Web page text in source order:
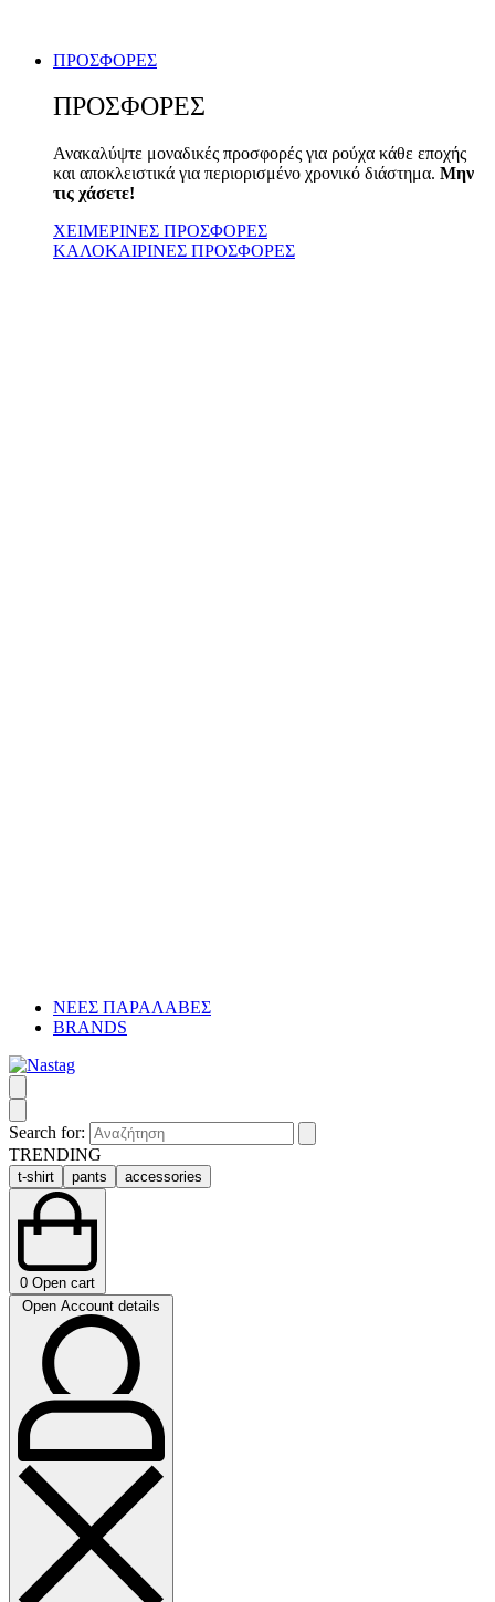
ΠΡΟΣΦΟΡΕΣ
ΠΡΟΣΦΟΡΕΣ
Ανακαλύψτε μοναδικές προσφορές για ρούχα κάθε εποχής
και αποκλειστικά για περιορισμένο χρονικό διάστημα. Μην
τις χάσετε!
ΧΕΙΜΕΡΙΝΕΣ ΠΡΟΣΦΟΡΕΣ
ΚΑΛΟΚΑΙΡΙΝΕΣ ΠΡΟΣΦΟΡΕΣ
ΝΕΕΣ ΠΑΡΑΛΑΒΕΣ
BRANDS
Search for:
TRENDING
t-shirt pants accessories
0 Open cart
Open Account details